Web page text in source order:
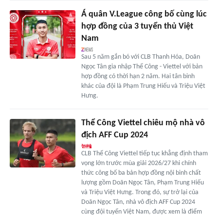
Á quân V.League công bố cùng lúc
hợp đồng của 3 tuyển thủ Việt
Nam
Sau 5 năm gắn bó với CLB Thanh Hóa, Doãn
Ngọc Tân gia nhập Thể Công - Viettel với bản
hợp đồng có thời hạn 2 năm. Hai tân binh
khác của đội là Phạm Trung Hiếu và Triệu Việt
Hưng.
Thể Công Viettel chiêu mộ nhà vô
địch AFF Cup 2024
CLB Thể Công Viettel tiếp tục khẳng định tham
vọng lớn trước mùa giải 2026/27 khi chính
thức công bố ba bản hợp đồng nội binh chất
lượng gồm Doãn Ngọc Tân, Phạm Trung Hiếu
và Triệu Việt Hưng. Trong đó, sự trở lại của
Doãn Ngọc Tân, nhà vô địch AFF Cup 2024
cùng đội tuyển Việt Nam, được xem là điểm